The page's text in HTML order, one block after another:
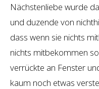
Nächstenliebe wurde
und duzende von
dass wenn sie nichts
nichts mitbekommen
verrückte an Fenster
kaum noch etwas